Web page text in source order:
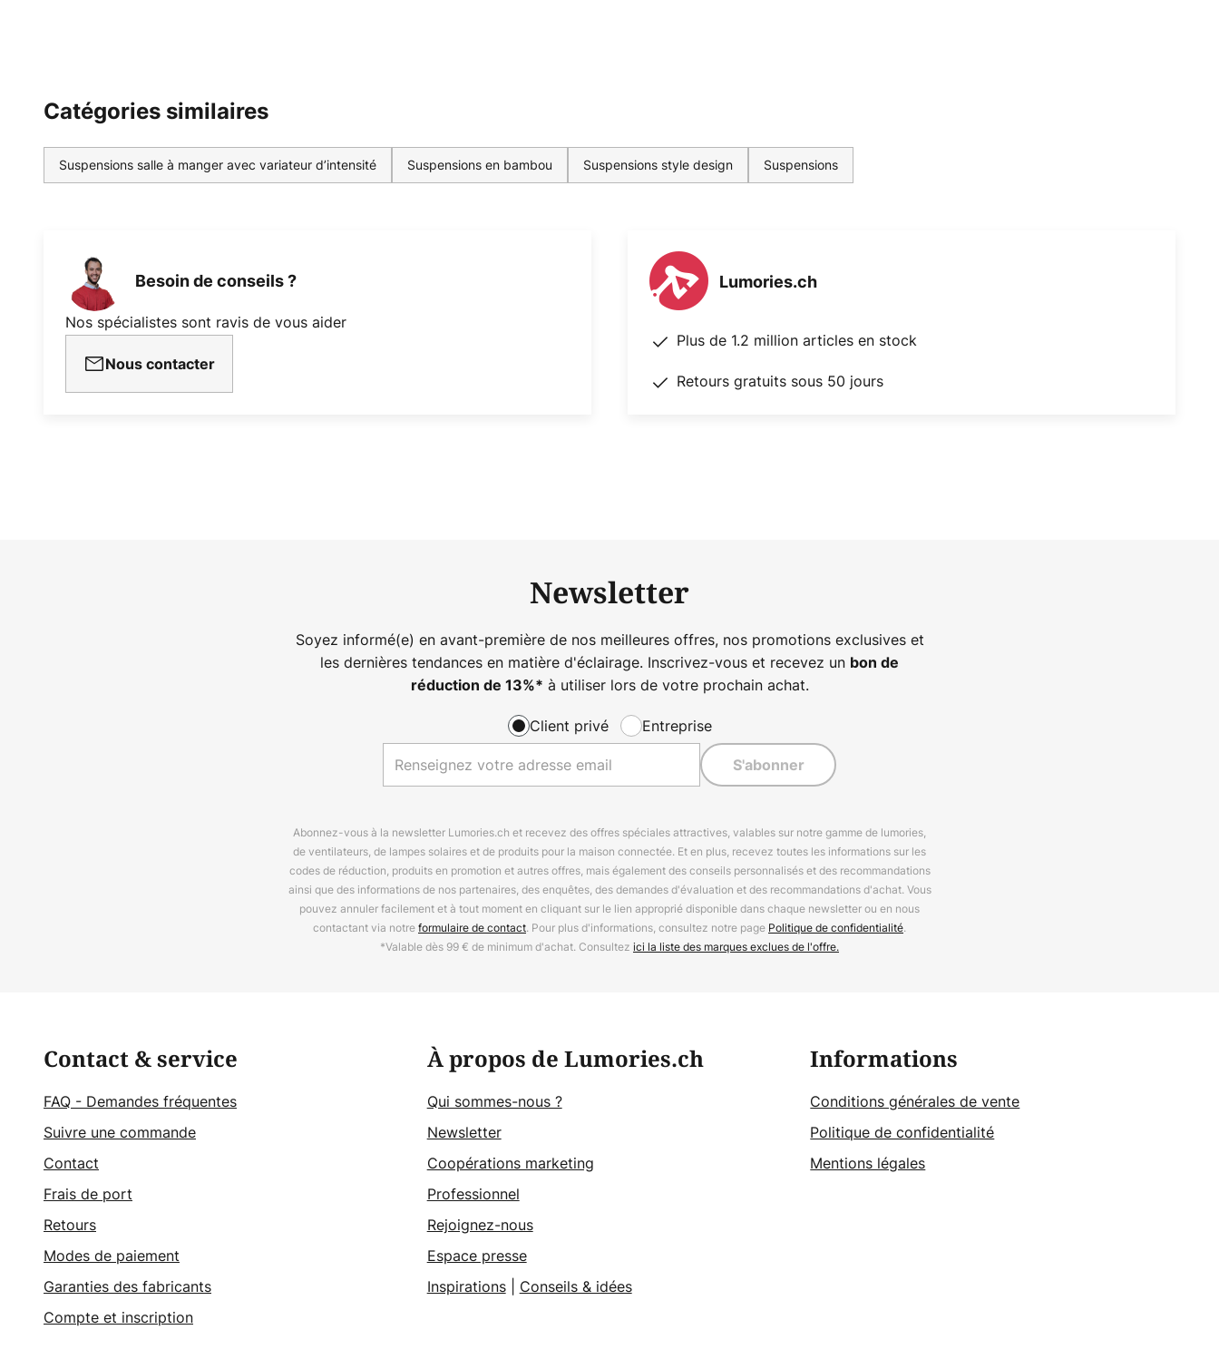
Catégories similaires
Suspensions salle à manger avec variateur d’intensité Suspensions en bambou Suspensions style design Suspensions
Besoin de conseils ?
Nos spécialistes sont ravis de vous aider
Nous contacter
Lumories.ch
Plus de 1.2 million articles en stock
Retours gratuits sous 50 jours
Newsletter
Soyez informé(e) en avant-première de nos meilleures offres, nos promotions exclusives et
les dernières tendances en matière d'éclairage. Inscrivez-vous et recevez un bon de
réduction de 13%* à utiliser lors de votre prochain achat.
Client privé Entreprise
S'abonner
Abonnez-vous à la newsletter Lumories.ch et recevez des offres spéciales attractives, valables sur notre gamme de lumories,
de ventilateurs, de lampes solaires et de produits pour la maison connectée. Et en plus, recevez toutes les informations sur les
codes de réduction, produits en promotion et autres offres, mais également des conseils personnalisés et des recommandations
ainsi que des informations de nos partenaires, des enquêtes, des demandes d'évaluation et des recommandations d'achat. Vous
pouvez annuler facilement et à tout moment en cliquant sur le lien approprié disponible dans chaque newsletter ou en nous
contactant via notreformulaire de contact. Pour plus d'informations, consultez notre page Politique de confidentialité.
*Valable dès 99 € de minimum d'achat. Consultez ici la liste des marques exclues de l'offre.
Contact & service
FAQ - Demandes fréquentes
Suivre une commande
Contact
Frais de port
Retours
Modes de paiement
Garanties des fabricants
Compte et inscription
À propos de Lumories.ch
Qui sommes-nous ?
Newsletter
Coopérations marketing
Professionnel
Rejoignez-nous
Espace presse
Inspirations| Conseils & idées
Informations
Conditions générales de vente
Politique de confidentialité
Mentions légales